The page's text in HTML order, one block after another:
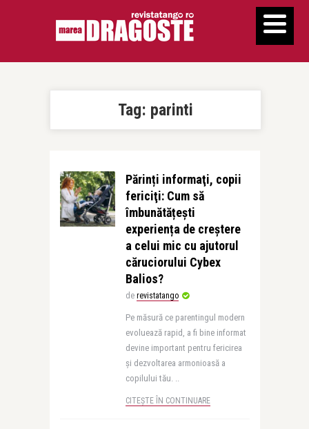
Tag: parinti
Părinți informaţi, copii
fericiţi: Cum să
îmbunătățești
experiența de creștere
a celui mic cu ajutorul
căruciorului Cybex
Balios?
de revistatango
Pe măsură ce parentingul modern
evoluează rapid, a fi bine informat
devine important pentru fericirea
și dezvoltarea armonioasă a
copilului tău. ..
CITEȘTE ÎN CONTINUARE